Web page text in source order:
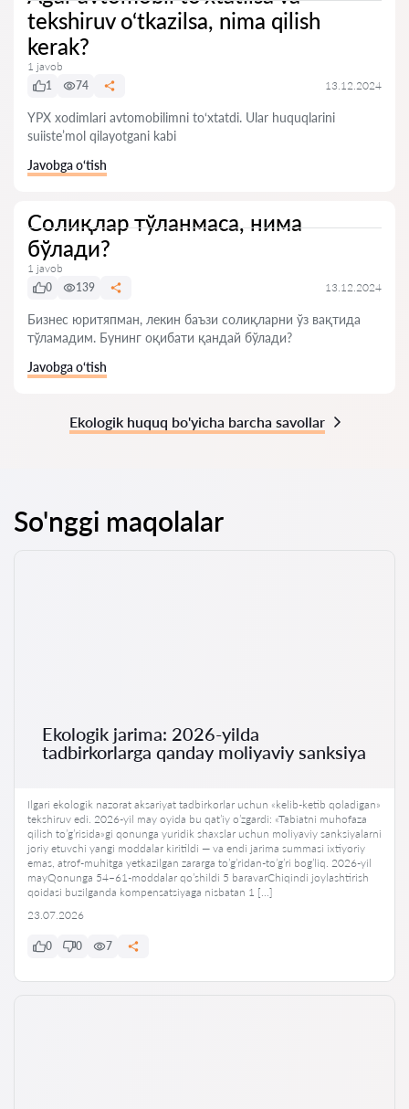
tekshiruv o‘tkazilsa, nima qilish
kerak?
1 javob
1
74 13.12.2024
YPX xodimlari avtomobilimni to‘xtatdi. Ular huquqlarini
suiiste’mol qilayotgani kabi
Javobga o‘tish
Солиқлар тўланмаса, нима
бўлади?
1 javob
0
139 13.12.2024
Бизнес юритяпман, лекин баъзи солиқларни ўз вақтида
тўламадим. Бунинг оқибати қандай бўлади?
Javobga o‘tish
Ekologik huquq bo'yicha barcha savollar
So'nggi maqolalar
Ekologik jarima: 2026-yilda
tadbirkorlarga qanday moliyaviy sanksiya
Ilgari ekologik nazorat aksariyat tadbirkorlar uchun «kelib-ketib qoladigan»
tekshiruv edi. 2026-yil may oyida bu qat’iy o’zgardi: «Tabiatni muhofaza
qilish to’g’risida»gi qonunga yuridik shaxslar uchun moliyaviy sanksiyalarni
joriy etuvchi yangi moddalar kiritildi — va endi jarima summasi ixtiyoriy
emas, atrof-muhitga yetkazilgan zararga to’g’ridan-to’g’ri bog’liq. 2026-yil
mayQonunga 54–61-moddalar qo’shildi 5 baravarChiqindi joylashtirish
qoidasi buzilganda kompensatsiyaga nisbatan 1 […]
23.07.2026
0 0 7